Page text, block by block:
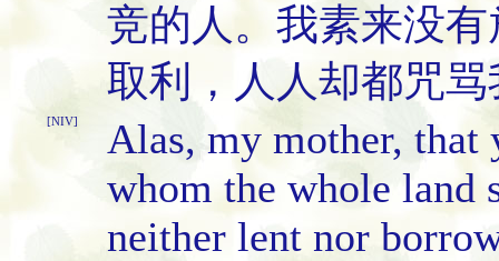
竞的人。我素来没
取利，人人却都咒骂
[NIV]
Alas, my mother, that
whom the whole land
neither lent nor